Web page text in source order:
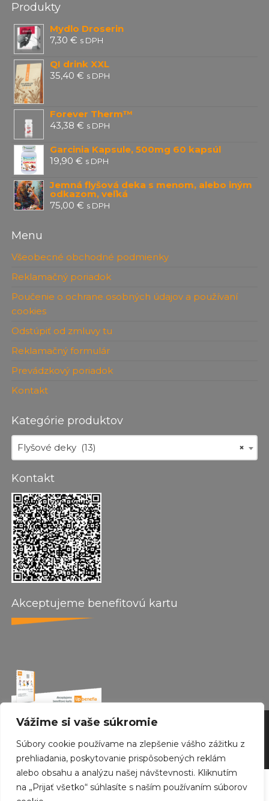
Vážime si vaše súkromie
Súbory cookie používame na zlepšenie vášho zážitku z
prehliadania, poskytovanie prispôsobených reklám
alebo obsahu a analýzu našej návštevnosti. Kliknutím
na „Prijať všetko“ súhlasíte s naším používaním súborov
Produkty
Mydlo Droserin
7,30€ s DPH
QI drink XXL
35,40€ s DPH
Forever Therm™
43,38€ s DPH
Garcinia Kapsule, 500mg 60 kapsúl
19,90€ s DPH
Jemná flyšová deka s menom, alebo iným
odkazom, veľká
75,00€ s DPH
Menu
Všeobecné obchodné podmienky
Reklamačný poriadok
Poučenie o ochrane osobných údajov a používaní
cookies
Odstúpiť od zmluvy tu
Reklamačný formulár
Prevádzkový poriadok
Kontakt
Kategórie produktov
×
Flyšové deky (13)
Kontakt
Akceptujeme benefitovú kartu
by wepo web design 2024
Created withEnvo RoyalWordPress theme